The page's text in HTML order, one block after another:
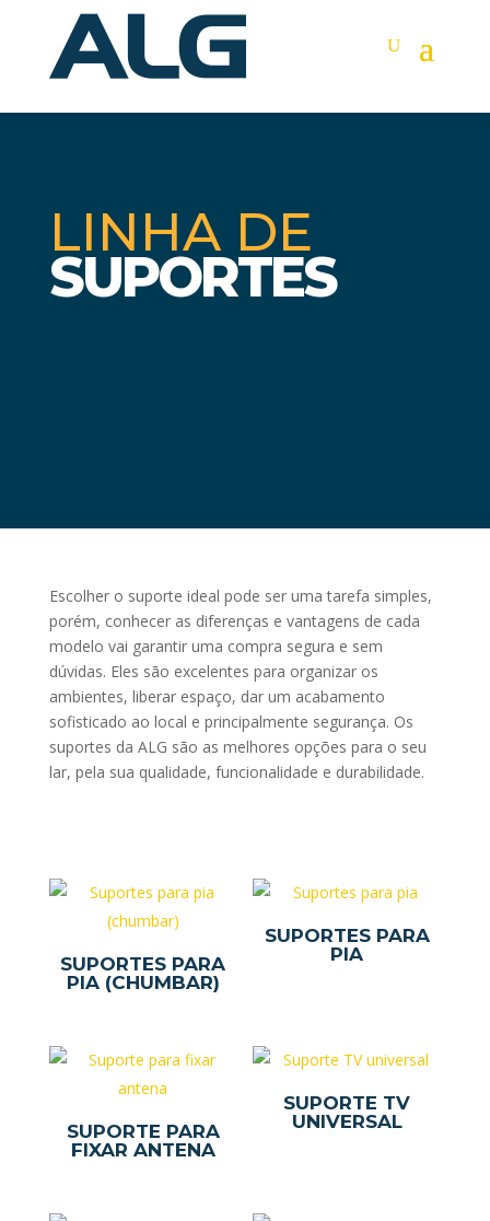
LINHA DE
SUPORTES
Escolher o suporte ideal pode ser uma tarefa simples,
porém, conhecer as diferenças e vantagens de cada
modelo vai garantir uma compra segura e sem
dúvidas. Eles são excelentes para organizar os
ambientes, liberar espaço, dar um acabamento
sofisticado ao local e principalmente segurança. Os
suportes da ALG são as melhores opções para o seu
lar, pela sua qualidade, funcionalidade e durabilidade.
SUPORTES PARA
PIA (CHUMBAR)
SUPORTES PARA
PIA
SUPORTE PARA
FIXAR ANTENA
SUPORTE TV
UNIVERSAL